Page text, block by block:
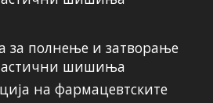
за полнење и затворање
шишиња
на фармацевтските